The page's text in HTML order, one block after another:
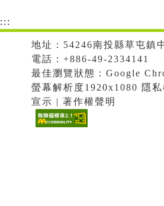
:::
地址：54246南投縣草屯鎮
電話：+886-49-2334141
最佳瀏覽狀態：Google
螢幕解析度1920x1080 隱
宣示 | 著作權聲明